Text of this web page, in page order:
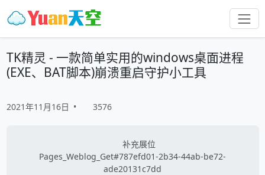
TK精灵 - 一款简单实用的windows桌面进程
(EXE、BAT脚本)崩溃重启守护小工具
2021年11月16日 • 3576
补充展位
Pages_Weblog_Get#787efd01-2b34-44ab-be72-
ade20131c7dd